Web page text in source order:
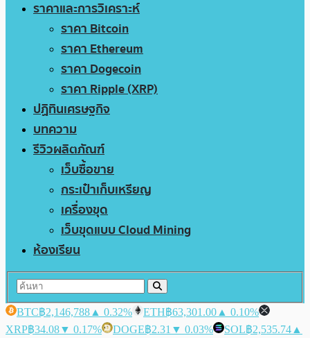
ราคาและการวิเคราะห์
ราคา Bitcoin
ราคา Ethereum
ราคา Dogecoin
ราคา Ripple (XRP)
ปฏิทินเศรษฐกิจ
บทความ
รีวิวผลิตภัณฑ์
เว็บซื้อขาย
กระเป๋าเก็บเหรียญ
เครื่องขุด
เว็บขุดแบบ Cloud Mining
ห้องเรียน
BTC฿2,146,788 ▲ 0.32% ETH฿63,301.00 ▲ 0.10%
XRP฿34.08▼ 0.17% DOGE฿2.31 ▼ 0.03% SOL฿2,535.74 ▲